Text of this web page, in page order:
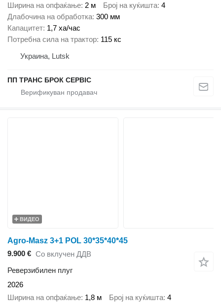
Ширина на опфаќање 2 м Број на куќишта 4
Длабочина на обработка 300 мм
Капацитет 1,7 ха/час
Потребна сила на трактор 115 кс
Украина, Lutsk
ПП ТРАНС БРОК СЕРВІС
ВИДЕО
Agro-Masz 3+1 POL 30*35*40*45
9.900 € Со вклучен ДДВ
Реверзибилен плуг
2026
Ширина на опфаќање 1,8 м Број на куќишта 4